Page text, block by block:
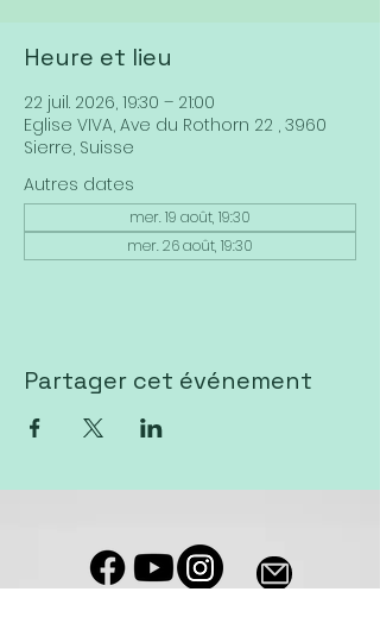
Heure et lieu
22 juil. 2026, 19:30 – 21:00
Eglise VIVA, Ave du Rothorn 22 , 3960
Sierre, Suisse
Autres dates
mer. 19 août, 19:30
mer. 26 août, 19:30
Partager cet événement